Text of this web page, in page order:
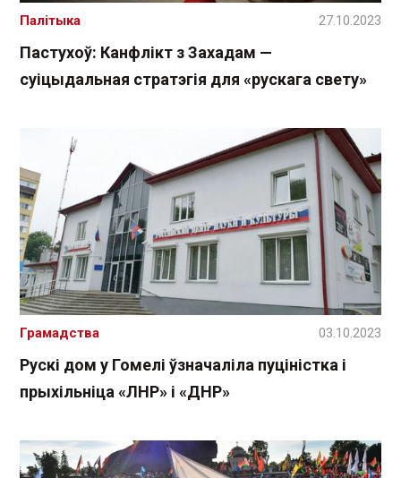
Пастухоў: Канфлікт з Захадам —
суіцыдальная стратэгія для «рускага свету»
Палітыка 27.10.2023
Рускі дом у Гомелі ўзначаліла пуціністка і
прыхільніца «ЛНР» і «ДНР»
Грамадства 03.10.2023